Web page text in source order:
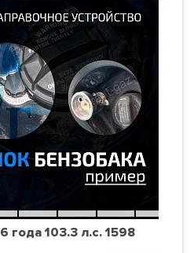
года 103.3 л.с. 1598